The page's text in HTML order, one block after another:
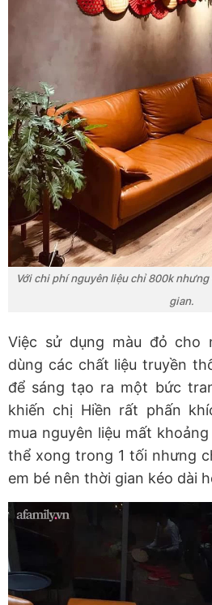
Với chi phí nguyên liệu chỉ 800k
gian.
Việc sử dụng màu đỏ cho
dùng các chất liệu truyền
để sáng tạo ra một bức
khiến chị Hiền rất phấn
mua nguyên liệu mất
thể xong trong 1 tối nhưng
em bé nên thời gian kéo dài